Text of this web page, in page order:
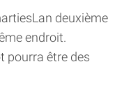
deuxième
endroit.
pourra être des